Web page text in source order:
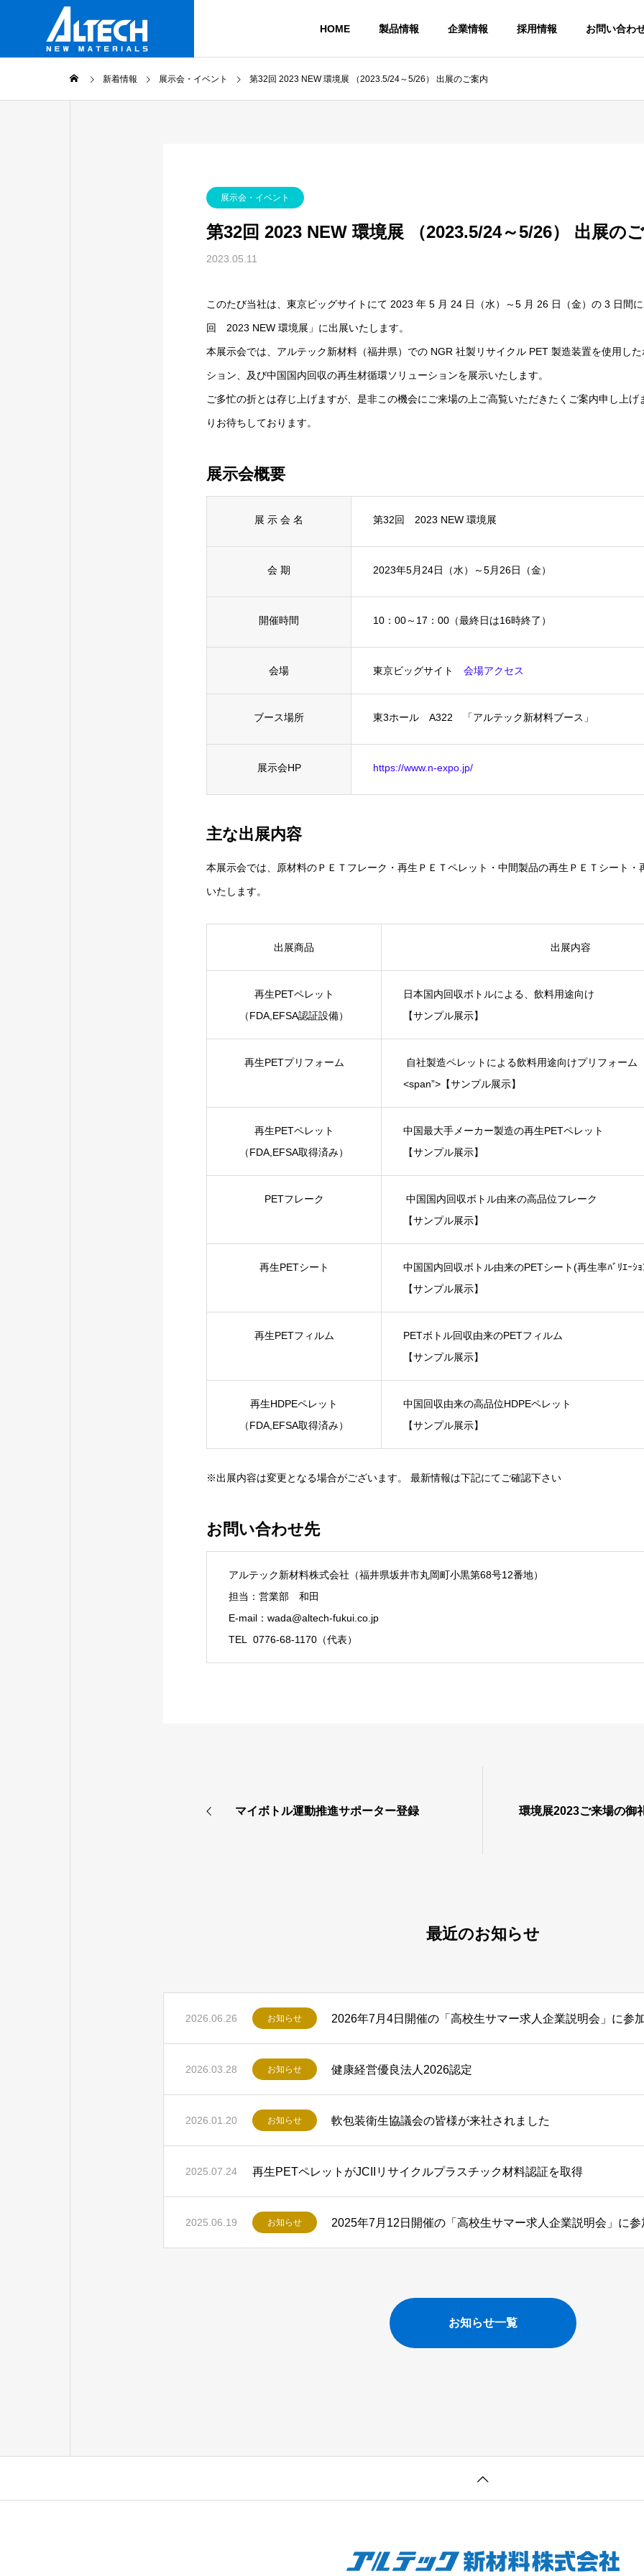
HOME 製品情報 企業情報 採用情報 お問い合わ
PET樹脂 プリフォームの受注販売 リサイクルペレットの受注販売
Altech Group
アクセス マップ
新着情報 展示会・イベント 第32回 2023 NEW 環境展 （2023.5/24～5/26） 出展のご案内
展示会・イベント
第32回 2023 NEW 環境展 （2023.5/24～5/26） 出展の
2023.05.11
このたび当社は、東京ビッグサイトにて 2023 年 5 月 24 日（水）～5 月 26 日（金）の 3 日間
回 2023 NEW 環境展」に出展いたします。
本展示会では、アルテック新材料（福井県）での NGR 社製リサイクル PET 製造装置を使用し
ション、及び中国国内回収の再生材循環ソリューションを展示いたします。
ご多忙の折とは存じ上げますが、是非この機会にご来場の上ご高覧いただきたくご案内申し上げ
りお待ちしております。
展示会概要
展 示 会 名 第32回 2023 NEW 環境展
会 期 2023年5月24日（水）～5月26日（金）
開催時間 10：00～17：00（最終日は16時終了）
会場 東京ビッグサイト 会場アクセス
ブース場所 東3ホール A322 「アルテック新材料ブース」
展示会HP https://www.n-expo.jp/
主な出展内容
本展示会では、原材料のＰＥＴフレーク・再生ＰＥＴペレット・中間製品の再生ＰＥＴシート・
いたします。
出展商品 出展内容
再生PETペレット
（FDA,EFSA認証設備）
日本国内回収ボトルによる、飲料用途向け
【サンプル展示】
再生PETプリフォーム
自社製造ペレットによる飲料用途向けプリフォーム
<span”>【サンプル展示】
再生PETペレット
（FDA,EFSA取得済み）
中国最大手メーカー製造の再生PETペレット
【サンプル展示】
PETフレーク
中国国内回収ボトル由来の高品位フレーク
【サンプル展示】
再生PETシート
中国国内回収ボトル由来のPETシート(再生率ﾊﾞﾘｴｰｼ
【サンプル展示】
再生PETフィルム
PETボトル回収由来のPETフィルム
【サンプル展示】
再生HDPEペレット
（FDA,EFSA取得済み）
中国回収由来の高品位HDPEペレット
【サンプル展示】
※出展内容は変更となる場合がございます。 最新情報は下記にてご確認下さい
お問い合わせ先
アルテック新材料株式会社（福井県坂井市丸岡町小黒第68号12番地）
担当：営業部 和田
E-mail：wada@altech-fukui.co.jp
TEL 0776-68-1170（代表）
マイボトル運動推進サポーター登録 環境展2023ご来場の御
最近のお知らせ
2026.06.26 お知らせ 2026年7月4日開催の「高校生サマー求人企業説明会」に参
2026.03.28 お知らせ 健康経営優良法人2026認定
2026.01.20 お知らせ 軟包装衛生協議会の皆様が来社されました
2025.07.24 再生PETペレットがJCIIリサイクルプラスチック材料認証を取得
2025.06.19 お知らせ 2025年7月12日開催の「高校生サマー求人企業説明会」に
お知らせ一覧